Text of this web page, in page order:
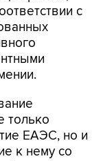
с
только
ЕАЭС, но и
к нему со